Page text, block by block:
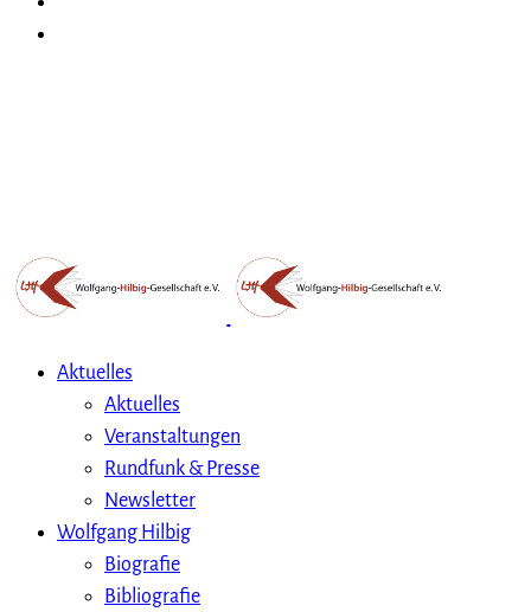
Aktuelles
Aktuelles
Veranstaltungen
Rundfunk & Presse
Newsletter
Wolfgang Hilbig
Biografie
Bibliografie